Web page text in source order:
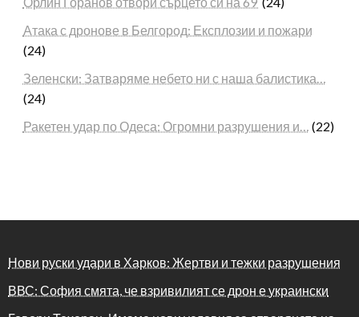
Атака с дронове в Белгород: Експлозии и пожари
(24)
Зеленски: Затваряме небето ни с наша балистика…
(24)
Ракетен удар по Одеса: Огромни разрушения и… (22)
Нови руски удари в Харков: Жертви и тежки разрушения
ВВС: София смята, че взривилият се дрон е украински